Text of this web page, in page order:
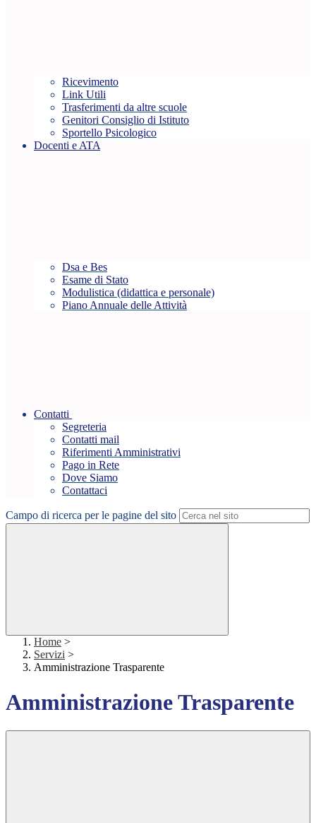
Ricevimento
Link Utili
Trasferimenti da altre scuole
Genitori Consiglio di Istituto
Sportello Psicologico
Docenti e ATA
Dsa e Bes
Esame di Stato
Modulistica (didattica e personale)
Piano Annuale delle Attività
Contatti
Segreteria
Contatti mail
Riferimenti Amministrativi
Pago in Rete
Dove Siamo
Contattaci
Campo di ricerca per le pagine del sito
Home >
Servizi >
Amministrazione Trasparente
Amministrazione Trasparente